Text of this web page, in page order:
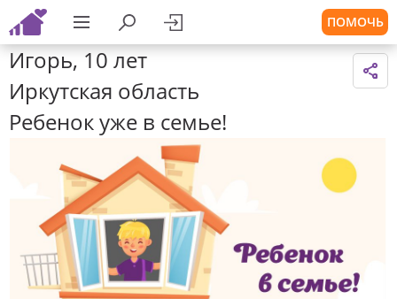
ПОМОЧЬ
Игорь, 10 лет
Иркутская область
Ребенок уже в семье!